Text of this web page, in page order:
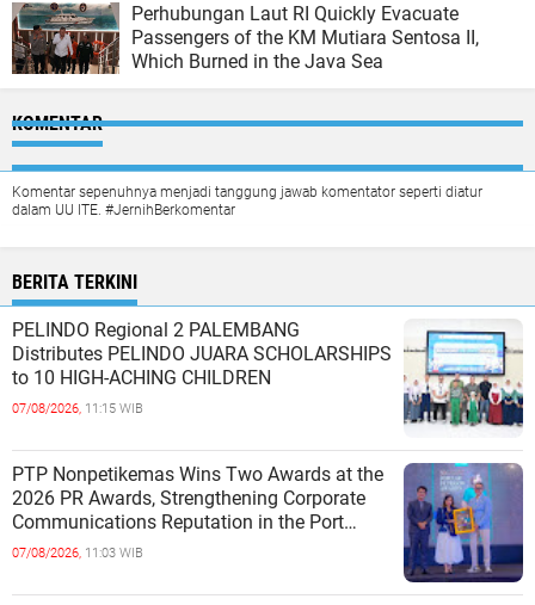
Perhubungan Laut RI Quickly Evacuate
Passengers of the KM Mutiara Sentosa II,
Which Burned in the Java Sea
KOMENTAR
Komentar sepenuhnya menjadi tanggung jawab komentator seperti diatur
dalam UU ITE. #JernihBerkomentar
BERITA TERKINI
PELINDO Regional 2 PALEMBANG
Distributes PELINDO JUARA SCHOLARSHIPS
to 10 HIGH-ACHING CHILDREN
07/08/2026, 11:15 WIB
PTP Nonpetikemas Wins Two Awards at the
2026 PR Awards, Strengthening Corporate
Communications Reputation in the Port
Sector
07/08/2026, 11:03 WIB